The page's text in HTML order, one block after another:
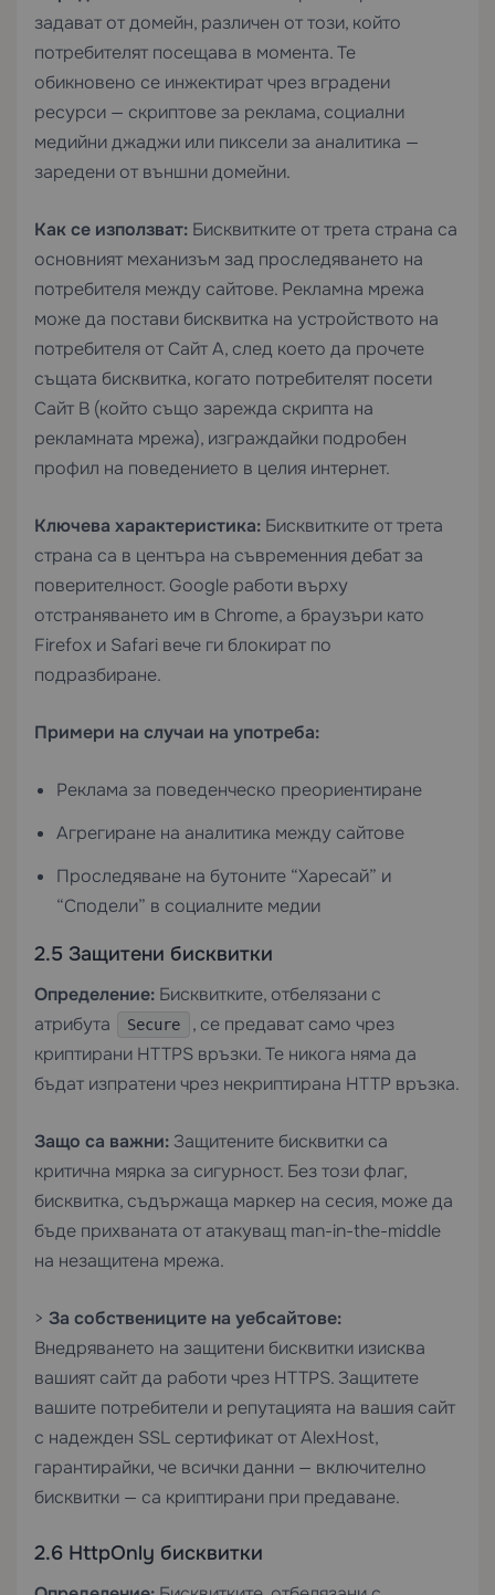
задават от домейн, различен от този, който
потребителят посещава в момента. Те
обикновено се инжектират чрез вградени
ресурси — скриптове за реклама, социални
медийни джаджи или пиксели за аналитика —
заредени от външни домейни.
Как се използват: Бисквитките от трета страна са
основният механизъм зад проследяването на
потребителя между сайтове. Рекламна мрежа
може да постави бисквитка на устройството на
потребителя от Сайт A, след което да прочете
същата бисквитка, когато потребителят посети
Сайт B (който също зарежда скрипта на
рекламната мрежа), изграждайки подробен
профил на поведението в целия интернет.
Ключева характеристика: Бисквитките от трета
страна са в центъра на съвременния дебат за
поверителност. Google работи върху
отстраняването им в Chrome, а браузъри като
Firefox и Safari вече ги блокират по
подразбиране.
Примери на случаи на употреба:
Реклама за поведенческо преориентиране
Агрегиране на аналитика между сайтове
Проследяване на бутоните “Харесай” и
“Сподели” в социалните медии
2.5 Защитени бисквитки
Определение: Бисквитките, отбелязани с
атрибута
Secure
, се предават само чрез
криптирани HTTPS връзки. Те никога няма да
бъдат изпратени чрез некриптирана HTTP връзка.
Защо са важни: Защитените бисквитки са
критична мярка за сигурност. Без този флаг,
бисквитка, съдържаща маркер на сесия, може да
бъде прихваната от атакуващ man-in-the-middle
на незащитена мрежа.
> За собствениците на уебсайтове:
Внедряването на защитени бисквитки изисква
вашият сайт да работи чрез HTTPS. Защитете
вашите потребители и репутацията на вашия сайт
с надежден SSL сертификат от AlexHost,
гарантирайки, че всички данни — включително
бисквитки — са криптирани при предаване.
2.6 HttpOnly бисквитки